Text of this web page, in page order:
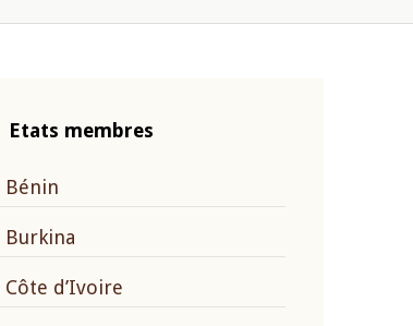
Etats membres
Bénin
Burkina
Côte d’Ivoire